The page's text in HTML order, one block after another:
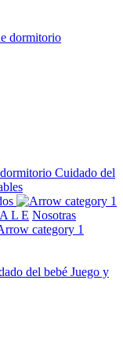
dormitorio
Cuidado del
L E Nosotras
del bebé Juego y